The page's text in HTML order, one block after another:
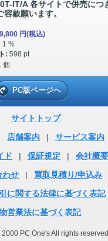
IT/A 各サイトで併売につ
赦願います。
円(税込)
1 %
: 598 pt
個
PC版ページへ
サイトトップ
店舗案内 |
サービス案内
ド
| 保証規定 |
会社概要
わせ
|
買取見積り/申込み
に関する法律に基づく表記
営業法に基づく表記
PC One's All rights